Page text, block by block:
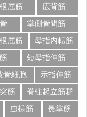
屈筋
広背筋
掌側骨間筋
屈筋
母指内転筋
短母指伸筋
骨細胞
示指伸筋
筋
脊柱起立筋群
虫様筋
長掌筋